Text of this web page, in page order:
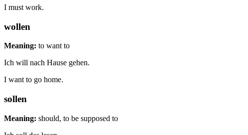
I must work.
wollen
Meaning: to want to
Ich will nach Hause gehen.
I want to go home.
sollen
Meaning: should, to be supposed to